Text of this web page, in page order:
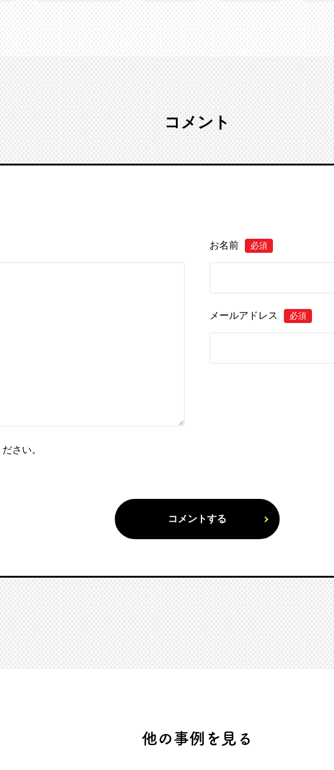
コメント
お名前 必須
メールアドレス 必須
さい。
他の事例を見る